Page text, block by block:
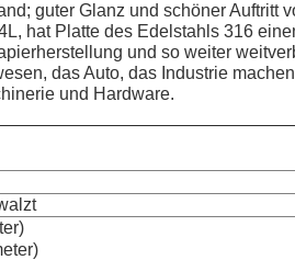
guter Glanz und schöner Auftritt
hat Platte des Edelstahls 316
und so weiter
das Auto, das Industrie
und Hardware.